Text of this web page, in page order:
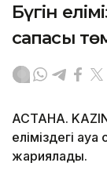
Бүгін
сапасы
АСТАНА.
еліміздегі
жариялады.